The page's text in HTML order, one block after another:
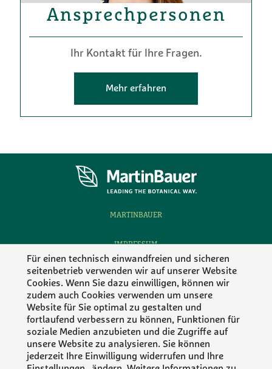
Ansprechpersonen
Ihr Kontakt für Ihre Fragen.
Mehr erfahren
MARTINBAUER
IMPRESSUM
DATENSCHUTZ
KONTAKT
Folgen Sie MartinBauer
Für einen technisch einwandfreien und sicheren
seitenbetrieb verwenden wir auf unserer Website
Cookies. Wenn Sie dazu einwilligen, können wir
zudem auch Cookies verwenden um unsere
Website für Sie optimal zu gestalten und
fortlaufend verbessern zu können, Funktionen für
soziale Medien anzubieten und die Zugriffe auf
unsere Website zu analysieren. Sie können
jederzeit Ihre Einwilligung widerrufen und Ihre